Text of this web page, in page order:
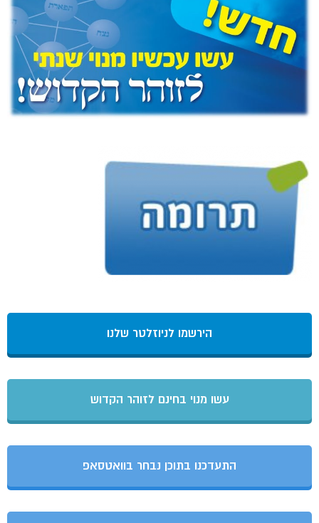
הירשמו לניוזלטר שלנו
עשו מנוי בחינם לזוהר הקדוש
התעדכנו בתוכן נבחר בוואטסאפ